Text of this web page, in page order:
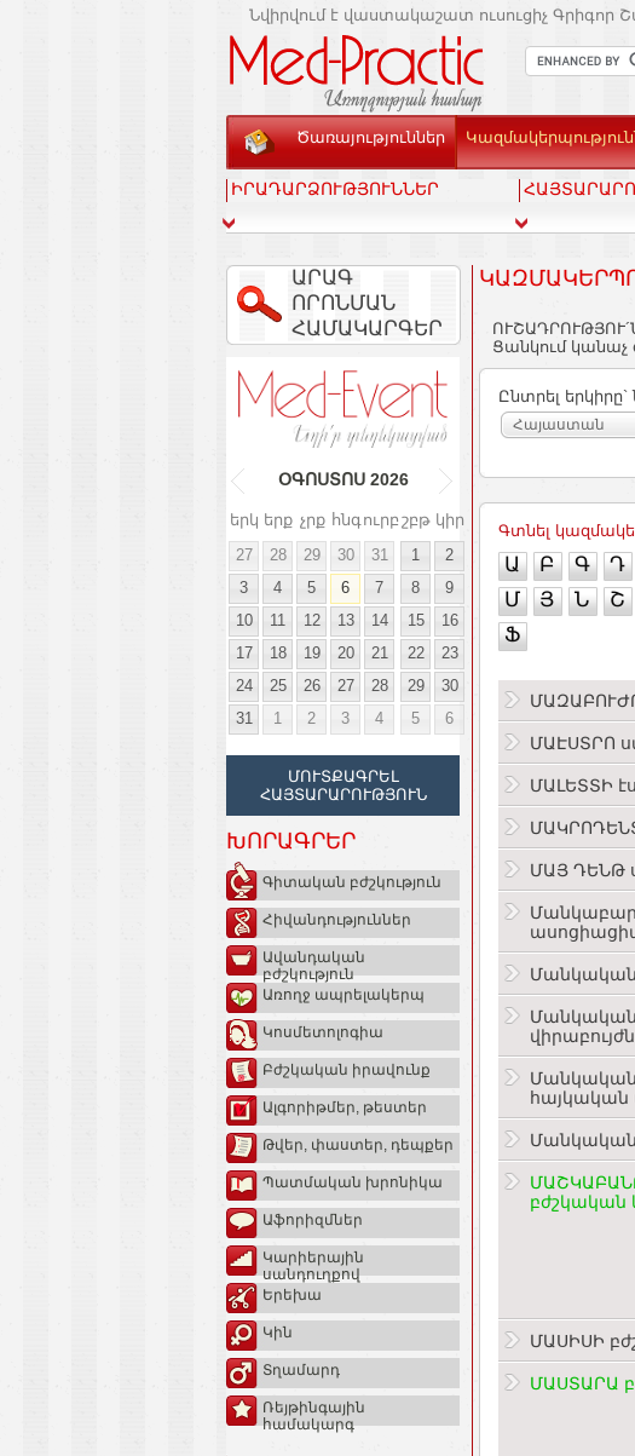
Նվիրվում է վաստակաշատ ուսուցիչ Գրիգոր
Ծառայություններ
ԻՐԱԴԱՐՁՈՒԹՅՈՒՆՆԵՐ
ԱՐԱԳ
ՈՐՈՆՄԱՆ
ՀԱՄԱԿԱՐԳԵՐ
ՕԳՈՍՏՈՍ 2026
երկ երք չրք հնգուրբ շբթ կիր
27
28 29 30 31 1
2
3
4 5 6 7 8
9
10
11 12 13 14 15
16
17
18 19 20 21 22
23
24
25 26 27 28 29
30
31
1 2 3 4 5 6
ՄՈՒՏՔԱԳՐԵԼ
ՀԱՅՏԱՐԱՐՈՒԹՅՈՒՆ
ԽՈՐԱԳՐԵՐ
Գիտական բժշկություն
Հիվանդություններ
Ավանդական
բժշկություն
Առողջ ապրելակերպ
Կոսմետոլոգիա
Բժշկական իրավունք
Ալգորիթմեր, թեստեր
Թվեր, փաստեր, դեպքեր
Պատմական խրոնիկա
Աֆորիզմներ
Կարիերային
սանդուղքով
Երեխա
Կին
Տղամարդ
Ռեյթինգային
համակարգ
Ցանկում կանաչ
Ընտրել
Հայաստան
Գտնել
Ա Բ Գ Դ
Մ
Յ Ն Շ
Ֆ
ՄԱԷՍՏՐՈ
ՄԱԼԵՏՏԻ
ՄԱՅ ԴԵՆԹ
Մանկական
Մանկական
Մանկական
Մանկական
բժշկական
ՄԱՍԻՍԻ
ՄԱՍՏԱՐԱ